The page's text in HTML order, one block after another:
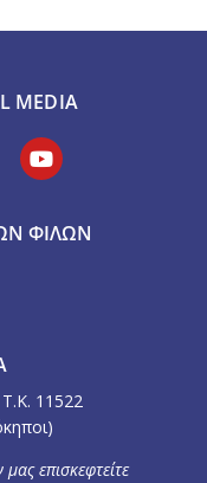
MEDIA
ΦΊΛΩΝ
11522
επισκεφτείτε